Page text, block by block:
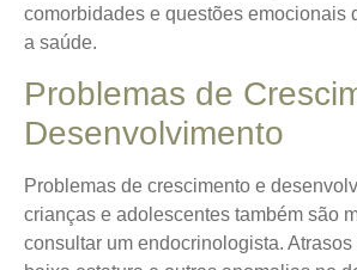
comorbidades e questões emocionais
a saúde.
Problemas de
Desenvolvimento
Problemas de crescimento e
crianças e adolescentes também são
consultar um endocrinologista.